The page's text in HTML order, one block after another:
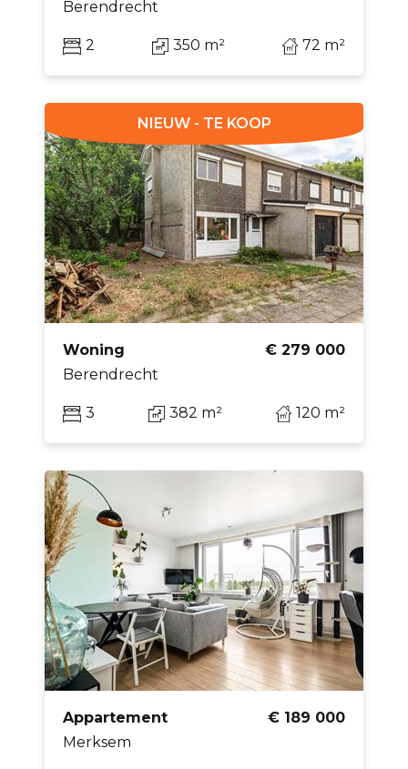
Berendrecht
2 350 m² 72 m²
NIEUW - TE KOOP
Woning
€ 279 000
Berendrecht
3 382 m² 120 m²
Appartement
€ 189 000
Merksem